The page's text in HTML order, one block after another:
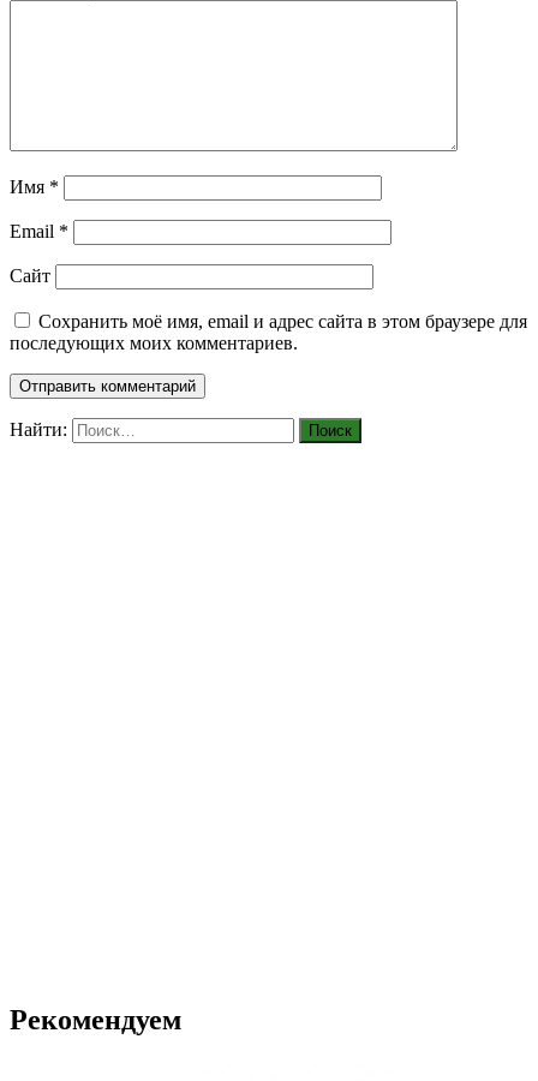
Имя *
Email *
Сайт
Сохранить моё имя, email и адрес сайта в этом браузере для
последующих моих комментариев.
Найти:
Рекомендуем